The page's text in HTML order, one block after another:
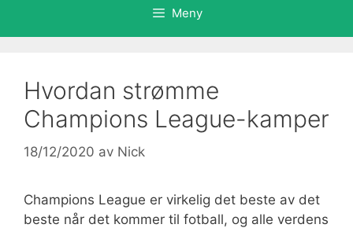
Meny
Hvordan strømme
Champions League-kamper
18/12/2020 av Nick
Champions League er virkelig det beste av det
beste når det kommer til fotball, og alle verdens